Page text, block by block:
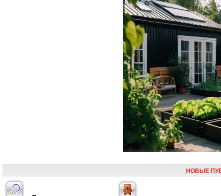
НОВЫЕ